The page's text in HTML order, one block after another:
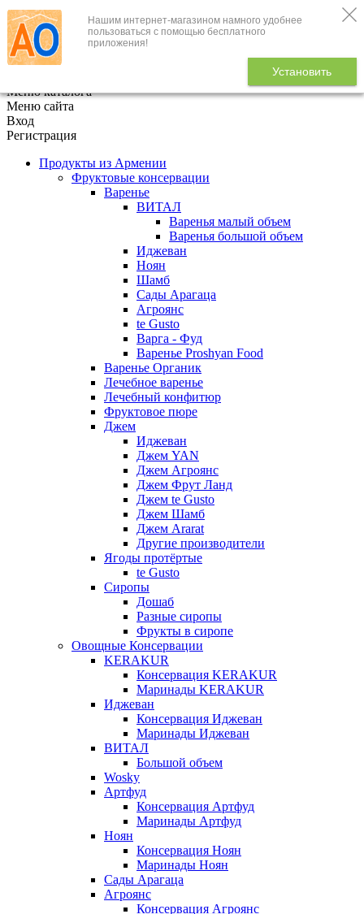
Нашим интернет-магазином намного удобнее
пользоваться с помощью бесплатного
приложения!
Установить
+7 (495) 646-888-1
В корзине
Меню каталога
Меню сайта
Вход
Регистрация
Продукты из Армении
Фруктовые консервации
Варенье
ВИТАЛ
Варенья малый объем
Варенья большой объем
Иджеван
Ноян
Шамб
Сады Арагаца
Агроянс
te Gusto
Варга - Фуд
Варенье Proshyan Food
Варенье Органик
Лечебное варенье
Лечебный конфитюр
Фруктовое пюре
Джем
Иджеван
Джем YAN
Джем Агроянс
Джем Фрут Ланд
Джем te Gusto
Джем Шамб
Джем Ararat
Другие производители
Ягоды протёртые
te Gusto
Сиропы
Дошаб
Разные сиропы
Фрукты в сиропе
Овощные Консервации
KERAKUR
Консервация KERAKUR
Маринады KERAKUR
Иджеван
Консервация Иджеван
Маринады Иджеван
ВИТАЛ
Большой объем
Wosky
Артфуд
Консервация Артфуд
Маринады Артфуд
Ноян
Консервация Ноян
Маринады Ноян
Сады Арагаца
Агроянс
Консервация Агроянс